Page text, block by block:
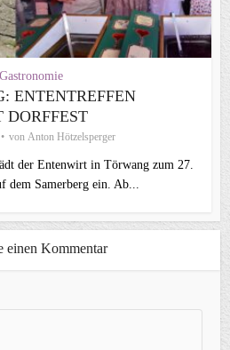
Gastronomie
ENTENTREFFEN
DORFFEST
von Anton Hötzelsperger
der Entenwirt in Törwang zum 27.
dem Samerberg ein. Ab...
einen Kommentar